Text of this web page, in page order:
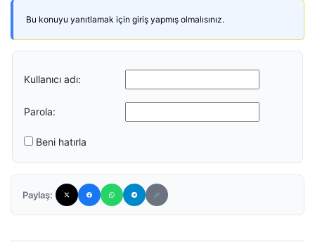
Bu konuyu yanıtlamak için giriş yapmış olmalısınız.
Kullanıcı adı:
Parola:
Beni hatırla
Paylaş: